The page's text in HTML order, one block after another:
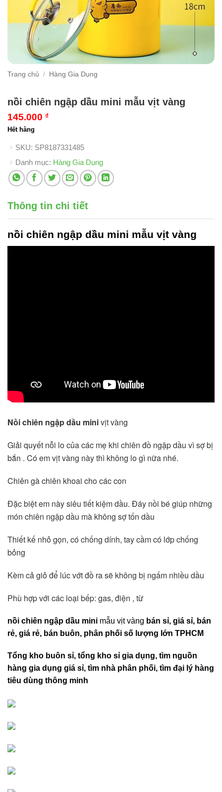
Trang chủ / Hàng Gia Dụng
nồi chiên ngập dầu mini mẫu vịt vàng
145.000 ₫
Hết hàng
SKU: SP8187331485
Danh mục: Hàng Gia Dụng
Thông tin chi tiết
nồi chiên ngập dầu mini mẫu vịt vàng
Nồi chiên ngập dầu minivịt vàng
Giải quyết nỗi lo của các mẹ khi chiên đồ ngập dầu vì sợ bị
bắn . Có em vịt vàng này thì không lo gì nữa nhé.
Chiên gà chiên khoai cho các con
Đặc biệt em này siêu tiết kiệm dầu. Đáy nồi bé giúp những
món chiên ngập dầu mà không sợ tốn dầu
Thiết kế nhỏ gọn, có chống dính, tay cầm có lớp chống
bỏng
Kèm cả giỏ để lúc vớt đồ ra sẽ không bị ngấm nhiều dầu
Phù hợp với các loại bếp: gas, điện , từ
nồi chiên ngập dầu mini mẫu vịt vàng bán sỉ, giá sỉ, bán
rẻ, giá rẻ, bán buôn, phân phối số lượng lớn TPHCM
Tổng kho buôn sỉ, tổng kho sỉ gia dụng, tìm nguồn
hàng gia dụng giá sỉ, tìm nhà phân phối, tìm đại lý hàng
tiêu dùng thông minh